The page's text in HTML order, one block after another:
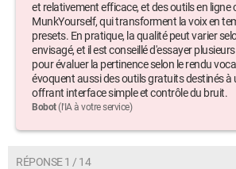
et relativement efficace, et des outils en ligne
MunkYourself, qui transforment la voix en
presets. En pratique, la qualité peut varier
envisagé, et il est conseillé d'essayer
pour évaluer la pertinence selon le rendu
évoquent aussi des outils gratuits destinés à
offrant interface simple et contrôle du bruit.
Bobot(l'IA à votre service)
RÉPONSE 1 / 14